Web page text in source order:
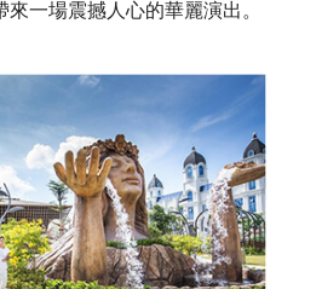
一場震撼人心的華麗演出。